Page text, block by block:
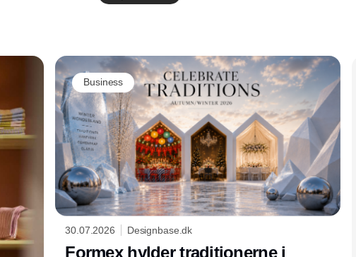
Business
30.07.2026 Designbase.dk
Formex hylder traditionerne i